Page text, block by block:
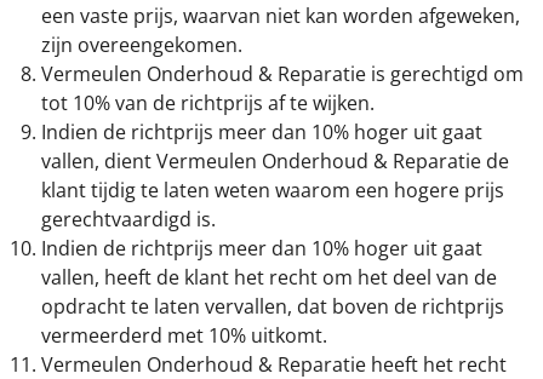
een vaste prijs, waarvan niet kan worden afgeweken,
zijn overeengekomen.
Vermeulen Onderhoud & Reparatie is gerechtigd om
tot 10% van de richtprijs af te wijken.
Indien de richtprijs meer dan 10% hoger uit gaat
vallen, dient Vermeulen Onderhoud & Reparatie de
klant tijdig te laten weten waarom een hogere prijs
gerechtvaardigd is.
Indien de richtprijs meer dan 10% hoger uit gaat
vallen, heeft de klant het recht om het deel van de
opdracht te laten vervallen, dat boven de richtprijs
vermeerderd met 10% uitkomt.
Vermeulen Onderhoud & Reparatie heeft het recht